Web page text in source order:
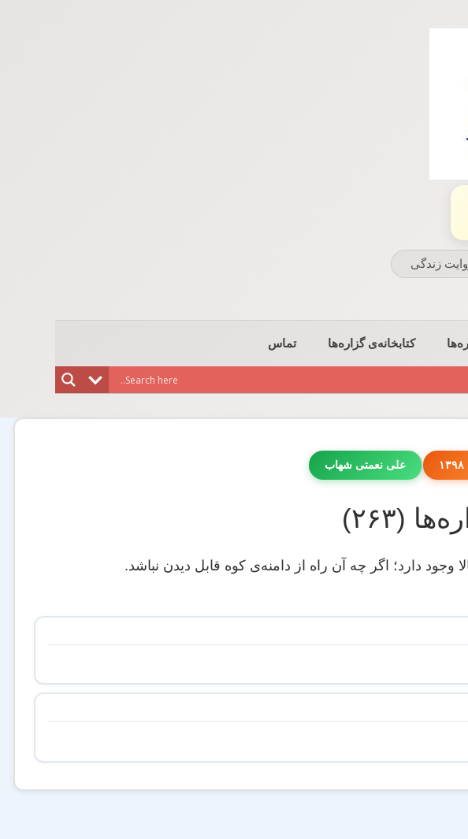
زندگی
کتابخانه‌ی گزاره‌ها تماس
علی نعمتی شهاب
(۲۶۳)
دارد؛ اگر چه آن راه از دامنه‌ی کوه قابل دیدن نباشد.